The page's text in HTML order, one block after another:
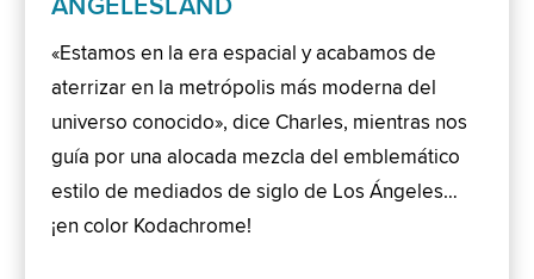
ANGELESLAND
«Estamos en la era espacial y acabamos de
aterrizar en la metrópolis más moderna del
universo conocido», dice Charles, mientras nos
guía por una alocada mezcla del emblemático
estilo de mediados de siglo de Los Ángeles…
¡en color Kodachrome!